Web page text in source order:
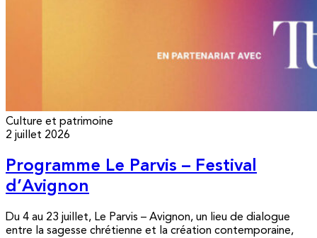
Culture et patrimoine
2 juillet 2026
Programme Le Parvis – Festival
d’Avignon
Du 4 au 23 juillet, Le Parvis – Avignon, un lieu de dialogue
entre la sagesse chrétienne et la création contemporaine,